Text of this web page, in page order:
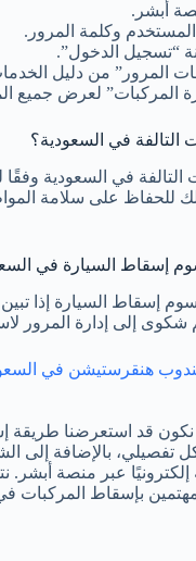
أبشر.
وكلمة المرور.
“تسجيل الدخول”.
المرور” من دليل
المركبات” لعرض جميع
التالفة في السعودية؟
للحفاظ على سلامة
إسقاط السيارة في
إسقاط السيارة إذا تبين
إلى إدارة المرور
هنقرستيشن في
نكون قد استعرضنا
تفصيلي، بالإضافة إلى
إلكترونيًا عبر منصة أبشر.
بإسقاط المركبات